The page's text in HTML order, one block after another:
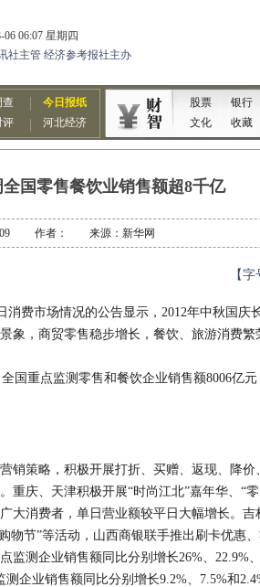
国零售餐饮业销售额超8千亿
09 作者： 来源：新华网
【字
费市场情况的公告显示，2012年中秋国庆
象，商贸零售稳步增长，餐饮、旅游消费繁
国重点监测零售和餐饮企业销售额8006亿元
销策略，积极开展打折、买赠、返现、降价
重庆、天津积极开展“时尚江北”嘉年华、“
大消费者，单日营业额较平日大幅增长。吉
物节”等活动，山西商银联手推出刷卡优惠
测企业销售额同比分别增长26%、22.9%、
企业销售额同比分别增长9.2%、7.5%和